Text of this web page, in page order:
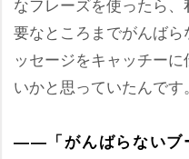
要なところまでがんば
ッセージをキャッチー
いかと思っていたんです。
――「がんばらないブ